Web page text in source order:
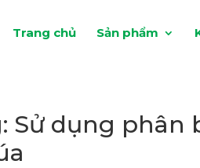
Trang chủ Sản phẩm
Sử dụng phân